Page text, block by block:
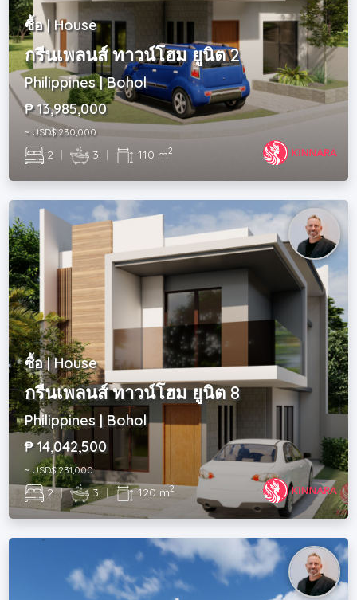
ซื้อ | House
กรีนเพลนส์ ทาวน์โฮม ยูนิต 2
Philippines | Bohol
₱ 13,985,000
~ USD$ 230,000
2 | 3 | 110 m2
ซื้อ | House
กรีนเพลนส์ ทาวน์โฮม ยูนิต 8
Philippines | Bohol
₱ 14,042,500
~ USD$ 231,000
2 | 3 | 120 m2